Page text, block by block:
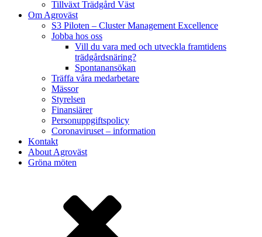
Tillväxt Trädgård Väst
Om Agroväst
S3 Piloten – Cluster Management Excellence
Jobba hos oss
Vill du vara med och utveckla framtidens
trädgårdsnäring?
Spontanansökan
Träffa våra medarbetare
Mässor
Styrelsen
Finansiärer
Personuppgiftspolicy
Coronaviruset – information
Kontakt
About Agroväst
Gröna möten